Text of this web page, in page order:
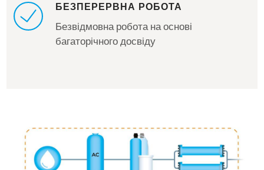
БЕЗПЕРЕРВНА РОБОТА
Безвідмовна робота на основі
багаторічного досвіду